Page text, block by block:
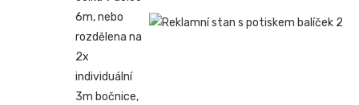
6m, nebo
rozdělena na
2x
individuální
3m bočnice,